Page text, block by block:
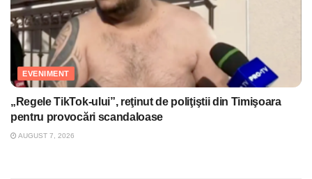
EVENIMENT
„Regele TikTok-ului”, reţinut de poliţiştii din Timişoara
pentru provocări scandaloase
AUGUST 7, 2026